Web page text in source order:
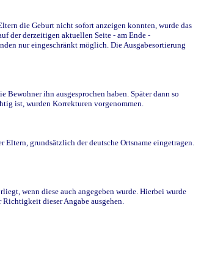
die Geburt nicht sofort anzeigen konnten, wurde das
der derzeitigen aktuellen Seite - am Ende -
nur eingeschränkt möglich. Die Ausgabesortierung
ihn ausgesprochen haben. Später dann so
ist, wurden Korrekturen vorgenommen.
grundsätzlich der deutsche Ortsname eingetragen.
wenn diese auch angegeben wurde. Hierbei wurde
dieser Angabe ausgehen.